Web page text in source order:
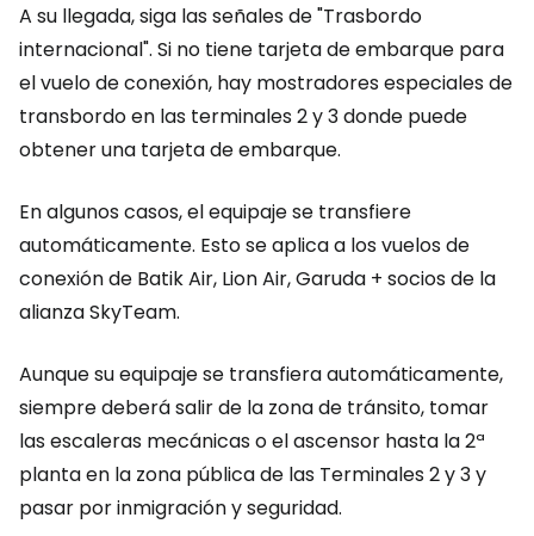
A su llegada, siga las señales de "Trasbordo
internacional". Si no tiene tarjeta de embarque para
el vuelo de conexión, hay mostradores especiales de
transbordo en las terminales 2 y 3 donde puede
obtener una tarjeta de embarque.
En algunos casos, el equipaje se transfiere
automáticamente. Esto se aplica a los vuelos de
conexión de Batik Air, Lion Air, Garuda + socios de la
alianza SkyTeam.
Aunque su equipaje se transfiera automáticamente,
siempre deberá salir de la zona de tránsito, tomar
las escaleras mecánicas o el ascensor hasta la 2ª
planta en la zona pública de las Terminales 2 y 3 y
pasar por inmigración y seguridad.